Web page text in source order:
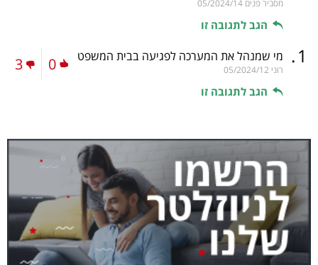
מסביר פנים 05/2024/14
הגב לתגובה זו
1
. מי שמנהל את המערכה לפגיעה בבית המשפט
רוני 05/2024/12
הגב לתגובה זו
0
3